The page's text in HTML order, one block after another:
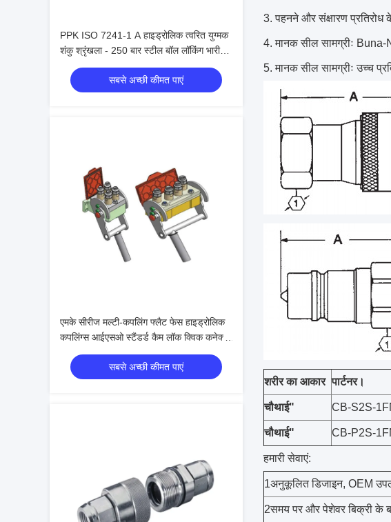
PPK ISO 7241-1 A हाइड्रोलिक त्वरित युग्मक
शंकु श्रृंखला - 250 बार स्टील बॉल लॉकिंग भारी
मशीनरी के लिए
सबसे अच्छी कीमत पाएं
एमके सीरीज मल्टी-कपलिंग फ्लैट फेस हाइड्रोलिक
कपलिंग्स आईएसओ स्टैंडर्ड कैम लॉक क्विक कनेक्ट
सिस्टम
सबसे अच्छी कीमत पाएं
पहनने और संक्षारण प्रतिरोध
मानक सील सामग्रीः Buna-
मानक सील सामग्रीः उच्च
शरीर का आकार पार्टनर।
चौथाई" CB-S2S-
चौथाई" CB-P2S-
हमारी सेवाएं:
1अनुकूलित डिजाइन, OEM
2समय पर और पेशेवर बिक्री के